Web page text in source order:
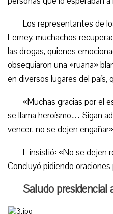
Los representantes de
Ferney, muchachos
las drogas, quienes
obsequiaron una «ruana»
en diversos lugares del país,
«Muchas gracias por el
se llama heroísmo… Sigan
vencer, no se dejen
E insistió: «No se dejen
Concluyó pidiendo
Saludo presidencial